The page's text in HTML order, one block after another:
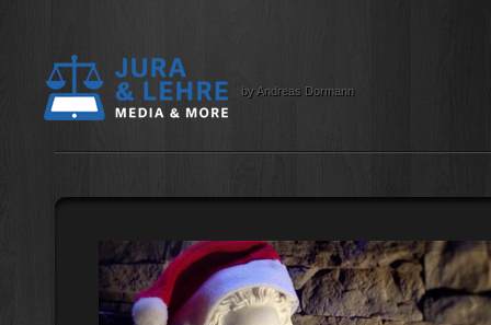
by Andreas Dormann